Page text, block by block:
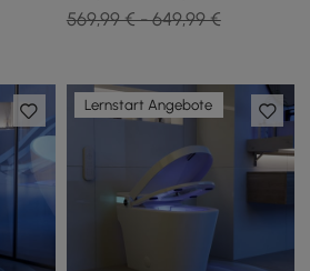
Deckelöffnung, Weiß
569,99 € - 649,99 €
Lernstart Angebote